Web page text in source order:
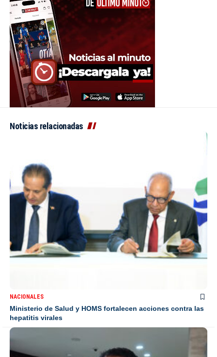
Noticias relacionadas
NACIONALES
Ministerio de Salud y HOMS fortalecen acciones contra las
hepatitis virales